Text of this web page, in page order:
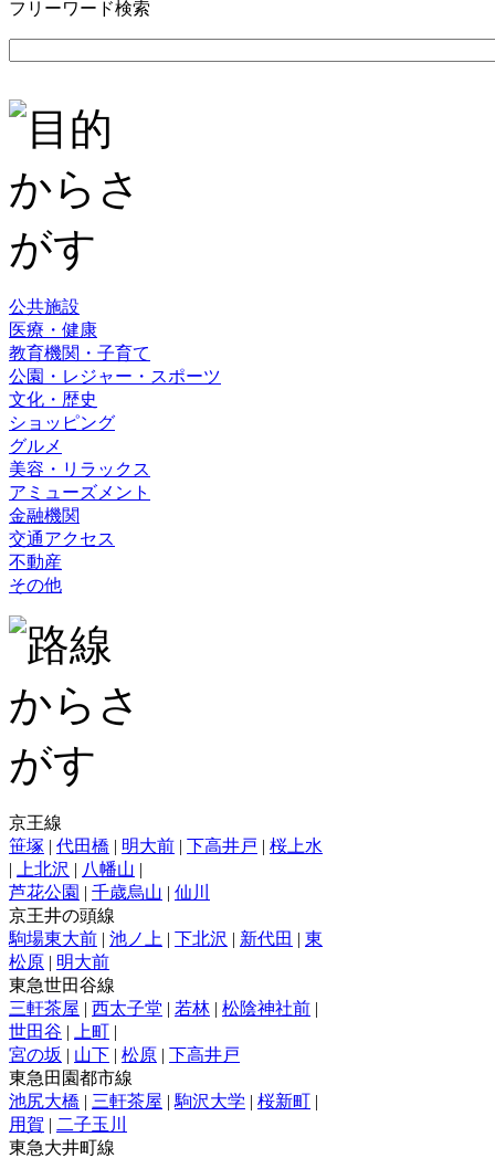
フリーワード検索
公共施設
医療・健康
教育機関・子育て
公園・レジャー・スポーツ
文化・歴史
ショッピング
グルメ
美容・リラックス
アミューズメント
金融機関
交通アクセス
不動産
その他
京王線
笹塚 | 代田橋 | 明大前 | 下高井戸 | 桜上水
|
上北沢 | 八幡山 |
芦花公園 | 千歳烏山 | 仙川
京王井の頭線
駒場東大前 | 池ノ上 | 下北沢 | 新代田 | 東
松原 | 明大前
東急世田谷線
三軒茶屋 | 西太子堂 | 若林 | 松陰神社前 |
世田谷 | 上町 |
宮の坂 | 山下 | 松原 | 下高井戸
東急田園都市線
池尻大橋 | 三軒茶屋 | 駒沢大学 | 桜新町 |
用賀 | 二子玉川
東急大井町線